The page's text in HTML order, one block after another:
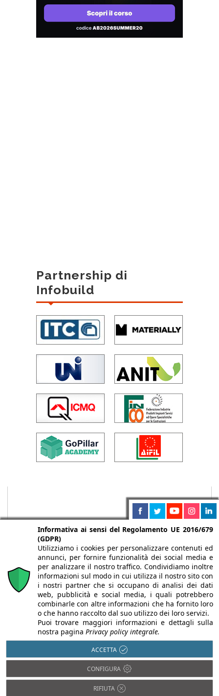
Partnership di
Infobuild
Chi siamo Autori Per la tua pubblicità
Iscriviti alla
newsletter
Infobuild è testata registrata presso il Tribunale di Milano al n° 63
dell’8/3/2013 - ISSN 2282-2267
© 2000-2026 Infoweb srl - P.IVA 13155920153 - Tutti i diritti
Informativa ai sensi del Regolamento UE 2016/679
(GDPR)
Utilizziamo i cookies per personalizzare contenuti ed
annunci, per fornire funzionalità dei social media e
per analizzare il nostro traffico. Condividiamo inoltre
informazioni sul modo in cui utilizza il nostro sito con
i nostri partner che si occupano di analisi dei dati
web, pubblicità e social media, i quali potrebbero
combinarle con altre informazioni che ha fornito loro
o che hanno raccolto dal suo utilizzo dei loro servizi.
Puoi trovare maggiori informazioni e dettagli sulla
nostra pagina Privacy policy integrale.
ACCETTA
CONFIGURA
RIFIUTA